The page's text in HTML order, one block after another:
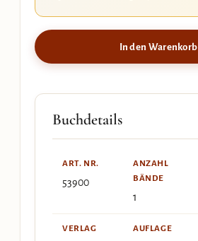
In den Warenkorb
Buchdetails
ART. NR.
53900
ANZAHL
BÄNDE
1
VERLAG AUFLAGE